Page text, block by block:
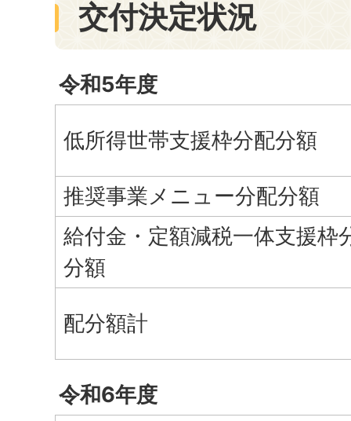
交付決定状況
令和5年度
低所得世帯支援枠分配分額
推奨事業メニュー分配分額
給付金・定額減税一体支援枠
分額
配分額計
令和6年度